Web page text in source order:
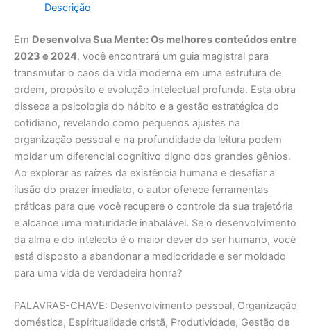
Descrição
Em Desenvolva Sua Mente: Os melhores conteúdos entre
2023 e 2024, você encontrará um guia magistral para
transmutar o caos da vida moderna em uma estrutura de
ordem, propósito e evolução intelectual profunda. Esta obra
disseca a psicologia do hábito e a gestão estratégica do
cotidiano, revelando como pequenos ajustes na
organização pessoal e na profundidade da leitura podem
moldar um diferencial cognitivo digno dos grandes gênios.
Ao explorar as raízes da existência humana e desafiar a
ilusão do prazer imediato, o autor oferece ferramentas
práticas para que você recupere o controle da sua trajetória
e alcance uma maturidade inabalável. Se o desenvolvimento
da alma e do intelecto é o maior dever do ser humano, você
está disposto a abandonar a mediocridade e ser moldado
para uma vida de verdadeira honra?
PALAVRAS-CHAVE: Desenvolvimento pessoal, Organização
doméstica, Espiritualidade cristã, Produtividade, Gestão de